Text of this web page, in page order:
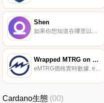
Shen
如果你想知道在哪里以當前價格購買Shen,目前交易{Shen]股票的頂級加密貨幣交易所是Bitrue和SundaeSwap。您可以在我們的加密貨幣交易所頁面上找到其他列表。什么是儲備幣？簡單來說,儲備幣是保持穩定幣算法掛鉤的數字代幣.
Wrapped MTRG on Ethereum
eMTRG價格實時數據, eMTRG是Meter Mainnet代幣MTRG的1:1封裝ERC20版本（https://coinmarketcap.com/currencies/meter-governance/）.
Cardano生態 (00)